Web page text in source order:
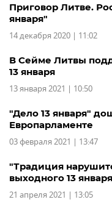
Приговор Литве.
января"
14 декабря 2020 | 11:02
В Сейме Литвы
13 января
13 января 2021 | 10:50
"Дело 13 января"
Европарламенте
03 февраля 2021 | 13:47
"Традиция
выходного 13 января
21 апреля 2021 | 13:05